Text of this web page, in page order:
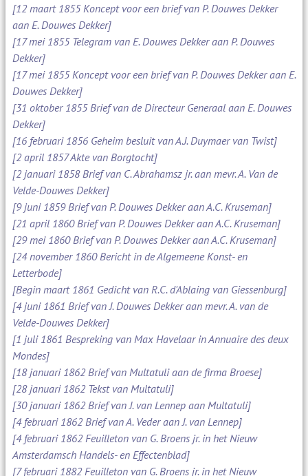
[12 maart 1855 Koncept voor een brief van P. Douwes Dekker
aan E. Douwes Dekker]
[17 mei 1855 Telegram van E. Douwes Dekker aan P. Douwes
Dekker]
[17 mei 1855 Koncept voor een brief van P. Douwes Dekker aan E.
Douwes Dekker]
[31 oktober 1855 Brief van de Directeur Generaal aan E. Douwes
Dekker]
[16 februari 1856 Geheim besluit van A.J. Duymaer van Twist]
[2 april 1857 Akte van Borgtocht]
[2 januari 1858 Brief van C. Abrahamsz jr. aan mevr. A. Van de
Velde-Douwes Dekker]
[9 juni 1859 Brief van P. Douwes Dekker aan A.C. Kruseman]
[21 april 1860 Brief van P. Douwes Dekker aan A.C. Kruseman]
[29 mei 1860 Brief van P. Douwes Dekker aan A.C. Kruseman]
[24 november 1860 Bericht in de Algemeene Konst- en
Letterbode]
[Begin maart 1861 Gedicht van R.C. d'Ablaing van Giessenburg]
[4 juni 1861 Brief van J. Douwes Dekker aan mevr. A. van de
Velde-Douwes Dekker]
[1 juli 1861 Bespreking van Max Havelaar in Annuaire des deux
Mondes]
[18 januari 1862 Brief van Multatuli aan de firma Broese]
[28 januari 1862 Tekst van Multatuli]
[30 januari 1862 Brief van J. van Lennep aan Multatuli]
[4 februari 1862 Brief van A. Veder aan J. van Lennep]
[4 februari 1862 Feuilleton van G. Broens jr. in het Nieuw
Amsterdamsch Handels- en Effectenblad]
[7 februari 1882 Feuilleton van G. Broens jr. in het Nieuw